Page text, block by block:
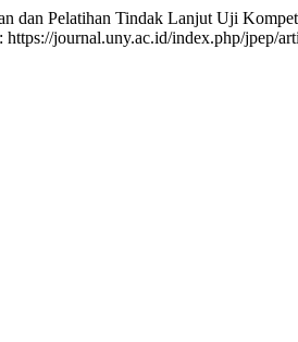
Pelatihan Tindak Lanjut Uji
journal.uny.ac.id/index.php/jpep/